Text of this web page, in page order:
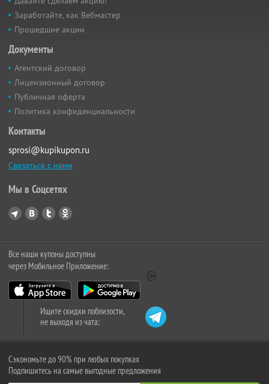
Заработайте, как Вебмастер
Прошедшие акции
Документы
Агентский договор
Лицензионный договор
Публичная оферта
Политика конфиденциальности
Контакты
sprosi@kupikupon.ru
Связаться с нами
Мы в Соцсетях
Все наши купоны доступны
через Мобильное Приложение:
Ищите скидки поблизости,
не выходя из чата:
Сэкономьте до 90% при любых покупках
Подпишитесь на самые выгодные предложения